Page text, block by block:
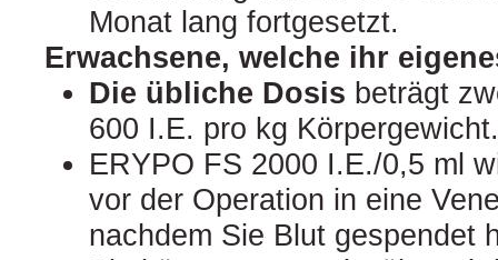
Monat lang fortgesetzt.
Erwachsene, welche ihr
Die übliche Dosis beträgt
600 I.E. pro kg Körpergewicht.
ERYPO FS 2000 I.E./0,5 ml
vor der Operation in eine
nachdem Sie Blut gespendet